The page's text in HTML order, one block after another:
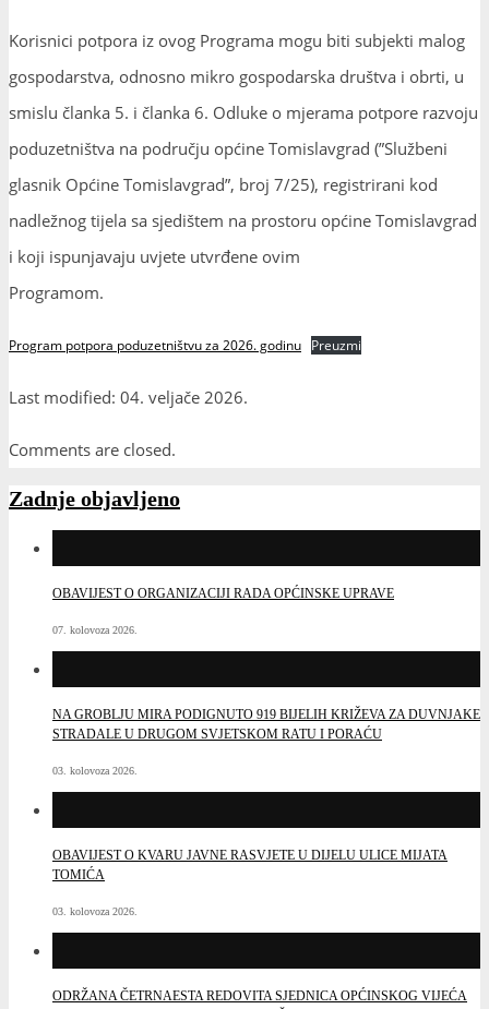
Korisnici potpora iz ovog Programa mogu biti subjekti malog
gospodarstva, odnosno mikro gospodarska društva i obrti, u
smislu članka 5. i članka 6. Odluke o mjerama potpore razvoju
poduzetništva na području općine Tomislavgrad (”Službeni
glasnik Općine Tomislavgrad”, broj 7/25), registrirani kod
nadležnog tijela sa sjedištem na prostoru općine Tomislavgrad
i koji ispunjavaju uvjete utvrđene ovim
Programom.
Program potpora poduzetništvu za 2026. godinu Preuzmi
Last modified: 04. veljače 2026.
Comments are closed.
Zadnje objavljeno
OBAVIJEST O ORGANIZACIJI RADA OPĆINSKE UPRAVE
07. kolovoza 2026.
NA GROBLJU MIRA PODIGNUTO 919 BIJELIH KRIŽEVA ZA DUVNJAKE
STRADALE U DRUGOM SVJETSKOM RATU I PORAĆU
03. kolovoza 2026.
OBAVIJEST O KVARU JAVNE RASVJETE U DIJELU ULICE MIJATA
TOMIĆA
03. kolovoza 2026.
ODRŽANA ČETRNAESTA REDOVITA SJEDNICA OPĆINSKOG VIJEĆA